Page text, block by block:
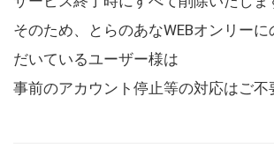
そのため、とらのあなWEBオンリー
だいているユーザー様は
事前のアカウント停止等の対応はご不